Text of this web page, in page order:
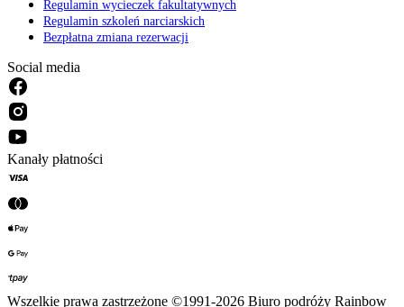
Regulamin wycieczek fakultatywnych
Regulamin szkoleń narciarskich
Bezpłatna zmiana rezerwacji
Social media
Kanały płatności
Wszelkie prawa zastrzeżone ©1991-2026 Biuro podróży Rainbow